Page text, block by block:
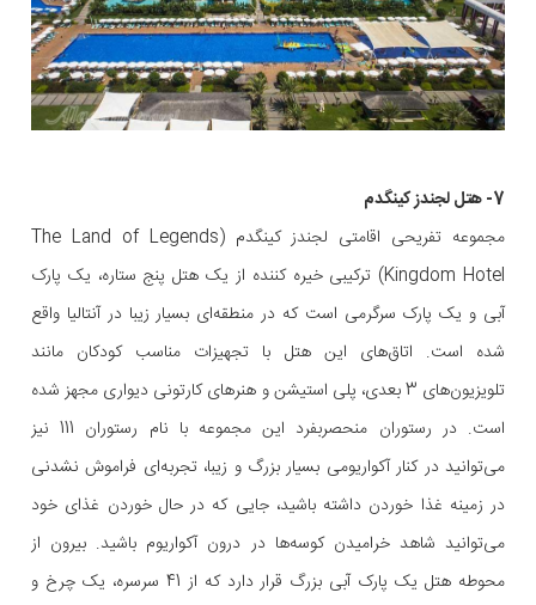
7- هتل لجندز کینگدم
مجموعه تفریحی اقامتی لجندز کینگدم (The Land of Legends
Kingdom Hotel) ترکیبی خیره کننده از یک هتل پنج ستاره، یک پارک
آبی و یک پارک سرگرمی است که در منطقه‌ای بسیار زیبا در آنتالیا واقع
شده است. اتاق‌های این هتل با تجهیزات مناسب کودکان مانند
تلویزیون‌های 3 بعدی، پلی استیشن و هنرهای کارتونی دیواری مجهز شده
است. در رستوران منحصربفرد این مجموعه با نام رستوران 111 نیز
می‌توانید در کنار آکواریومی بسیار بزرگ و زیبا، تجربه‌ای فراموش نشدنی
در زمینه غذا خوردن داشته باشید، جایی که در حال خوردن غذای خود
می‌توانید شاهد خرامیدن کوسه‌ها در درون آکواریوم باشید. بیرون از
محوطه هتل یک پارک آبی بزرگ قرار دارد که از 41 سرسره، یک چرخ و